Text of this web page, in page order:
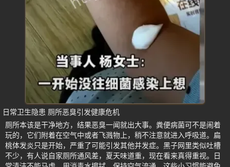
日常卫生隐患 厕所恶臭引发健康危机
厕所本该是干净地方，结果恶臭一闻就出大事。粪便病菌可不是闹着
玩的，它们附着在空气中或者飞溅物上，稍不注意就进入呼吸道。扁
桃体发炎只是开始，严重了可能引发其他并发症。黑子网里类似吐槽
不少，有人说自家厕所通风差，夏天味道重，现在看来真得重视。日